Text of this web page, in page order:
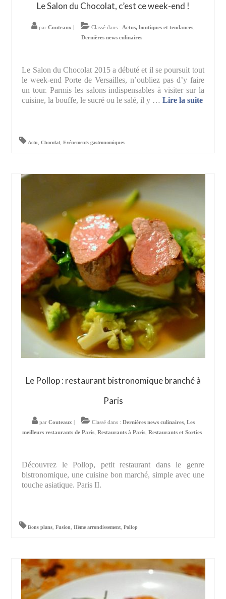
Le Salon du Chocolat, c’est ce week-end !
par Couteaux Classé dans : Actus, boutiques et tendances
Dernières news culinaires
Le Salon du Chocolat 2015 a débuté et il se poursuit tout
le week-end Porte de Versailles, n’oubliez pas d’y faire
un tour. Parmis les salons indispensables à visiter sur la
cuisine, la bouffe, le sucré ou le salé, il y …Lire la suite­­
Actu,Chocolat,Evénements gastronomiques
Le Pollop : restaurant bistronomique branché à
Paris
par Couteaux Classé dans : Dernières news culinaires, Les
meilleurs restaurants de Paris, Restaurants à Paris, Restaurants et Sorties
Découvrez le Pollop, petit restaurant dans le genre
bistronomique, une cuisine bon marché, simple avec une
touche asiatique. Paris II.
Bons plans,Fusion,IIème arrondissement,Pollop